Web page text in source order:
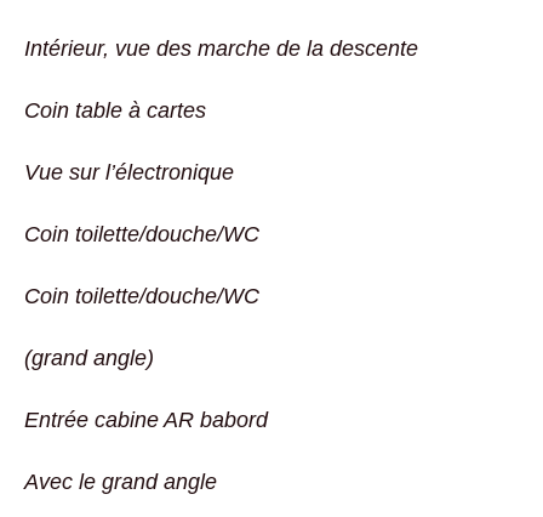
Intérieur, vue des marche de la descente
Coin table à cartes
Vue sur l’électronique
Coin toilette/douche/WC
Coin toilette/douche/WC
(grand angle)
Entrée cabine AR babord
Avec le grand angle